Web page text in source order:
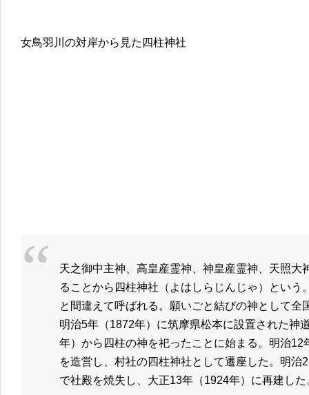
女鳥羽川の対岸から見た四柱神社
天之御中主神、高皇産霊神、神皇産霊神、天照大
ることから四柱神社（よはしらじんじゃ）という
と間違えて呼ばれる。願いごと結びの神として全
明治5年（1872年）に筑摩県松本に設置された神
年）から四柱の神を祀ったことに始まる。明治12
を造営し、村社の四柱神社として遷座した。明治
で社殿を焼失し、大正13年（1924年）に再建し